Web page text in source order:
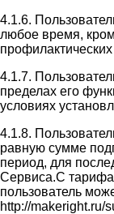
4.1.6.
любое время,
профилактических
4.1.7.
пределах его
условиях
4.1.8.
равную сумме
период, для
Сервиса.С
пользователь
http://makeright.ru/